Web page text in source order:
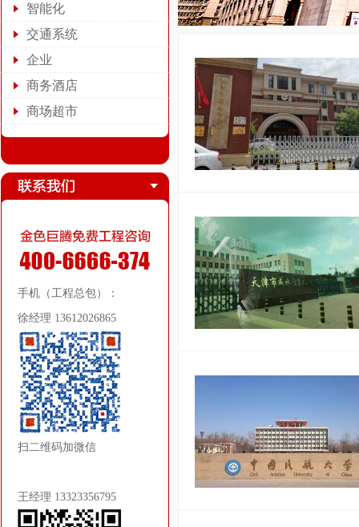
智能化
交通系统
企业
商务酒店
商场超市
手机（工程总包）：
徐经理 13612026865
扫二维码加微信
王经理 13323356795